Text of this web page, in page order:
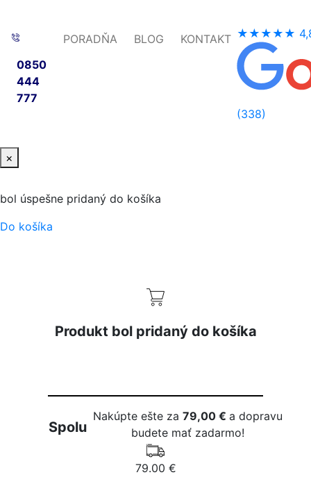
0850
444
777
PORADŇA BLOG KONTAKT ★★★★★
(338)
×
bol úspešne pridaný do košíka
Do košíka
Produkt bol pridaný do košíka
Spolu
Nakúpte ešte za79,00 €a dopravu
budete mať zadarmo!
79.00 €